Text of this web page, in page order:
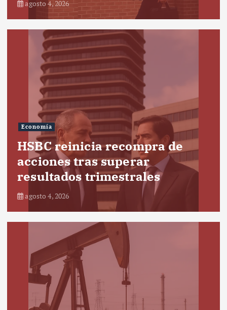
agosto 4, 2026
Economía
HSBC reinicia recompra de
acciones tras superar
resultados trimestrales
agosto 4, 2026